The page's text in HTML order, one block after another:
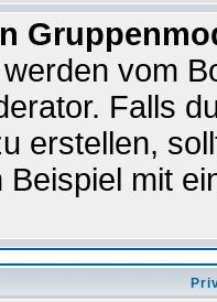
vom
Falls
erstellen,
Beispiel mit